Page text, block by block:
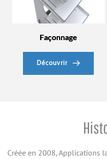
Façonnage
Découvrir
Créée en 2008, Applications